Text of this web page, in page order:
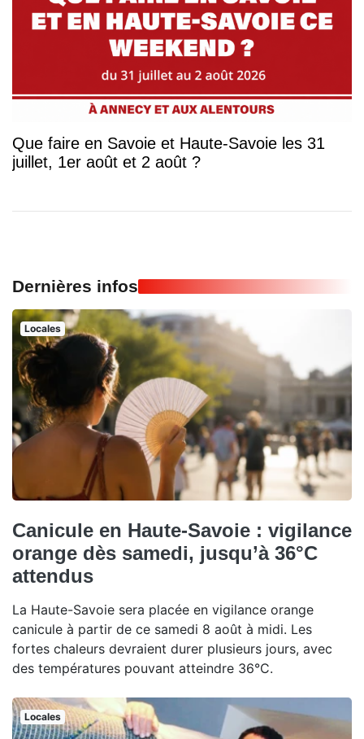
Que faire en Savoie et Haute-Savoie les 31
juillet, 1er août et 2 août ?
Dernières infos
Locales
Canicule en Haute-Savoie : vigilance
orange dès samedi, jusqu’à 36°C
attendus
La Haute-Savoie sera placée en vigilance orange
canicule à partir de ce samedi 8 août à midi. Les
fortes chaleurs devraient durer plusieurs jours, avec
des températures pouvant atteindre 36°C.
Locales